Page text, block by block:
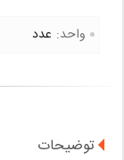
واحد: عدد
توضیحات